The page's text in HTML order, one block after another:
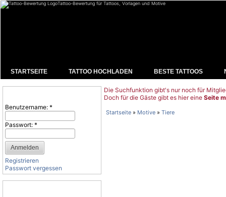
Tattoo-Bewertung für Tattoos, Vorlagen und Motive
STARTSEITE TATTOO HOCHLADEN BESTE TATTOOS
Benutzername: *
Passwort: *
Registrieren
Passwort vergessen
Die Suchfunktion gibt's nur noch für
Doch für die Gäste gibt es hier eine Seite
Startseite » Motive » Tiere